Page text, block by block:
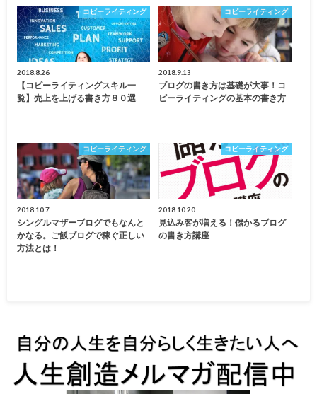
コピーライティング
2018.8.26
【コピーライティングスキル一
覧】売上を上げる書き方８０選
コピーライティング
2018.9.13
ブログの書き方は基礎が大事！コ
ピーライティングの基本の書き方
コピーライティング
2018.10.7
シングルマザーブログでもなんと
かなる。ご飯ブログで稼ぐ正しい
方法とは！
コピーライティング
2018.10.20
見込み客が増える！儲かるブログ
の書き方講座